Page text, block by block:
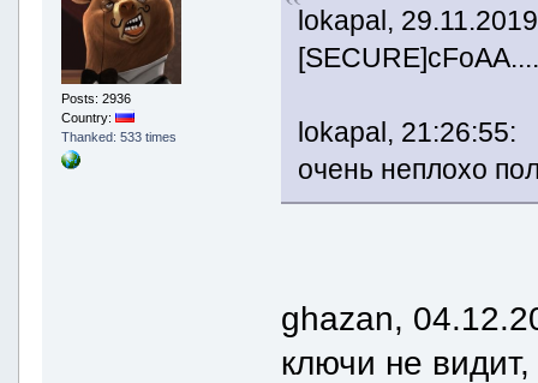
Posts: 2936
Country:
Thanked: 533 times
lokapal,
lokapal, 21:26:55:
очень неплохо
ghazan,
ключи не